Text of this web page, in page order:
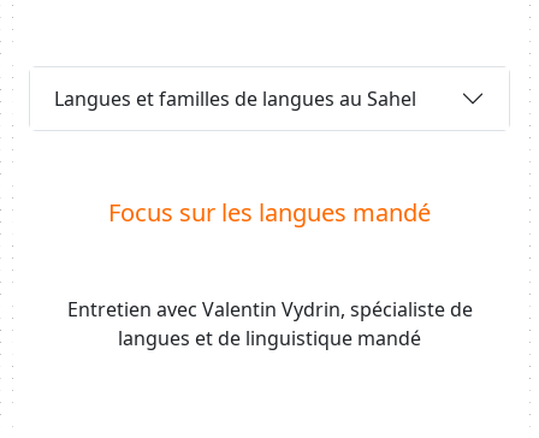
Langues et familles de langues au Sahel
Focus sur les langues mandé
Entretien avec Valentin Vydrin, spécialiste de
langues et de linguistique mandé